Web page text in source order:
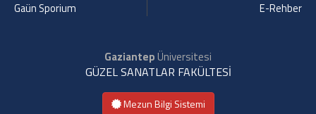
Gaün Sporium
E-Rehber
GaziantepÜniversitesi
GÜZEL SANATLAR FAKÜLTESİ
Mezun Bilgi Sistemi